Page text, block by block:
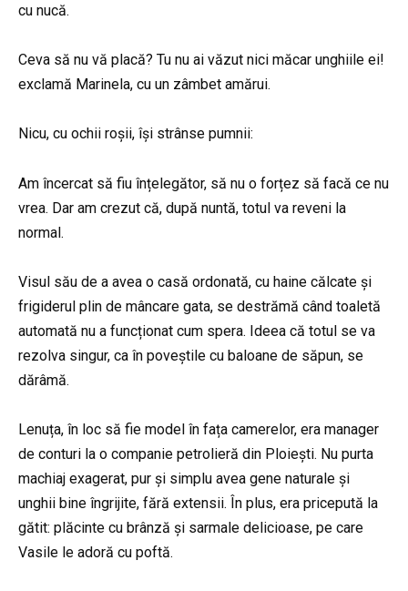
cu nucă.
Ceva să nu vă placă? Tu nu ai văzut nici măcar unghiile ei!
exclamă Marinela, cu un zâmbet amărui.
Nicu, cu ochii roșii, își strânse pumnii:
Am încercat să fiu înțelegător, să nu o forțez să facă ce nu
vrea. Dar am crezut că, după nuntă, totul va reveni la
normal.
Visul său de a avea o casă ordonată, cu haine călcate și
frigiderul plin de mâncare gata, se destrămă când toaletă
automată nu a funcționat cum spera. Ideea că totul se va
rezolva singur, ca în poveștile cu baloane de săpun, se
dărâmă.
Lenuța, în loc să fie model în fața camerelor, era manager
de conturi la o companie petrolieră din Ploiești. Nu purta
machiaj exagerat, pur și simplu avea gene naturale și
unghii bine îngrijite, fără extensii. În plus, era pricepută la
gătit: plăcinte cu brânză și sarmale delicioase, pe care
Vasile le adoră cu poftă.